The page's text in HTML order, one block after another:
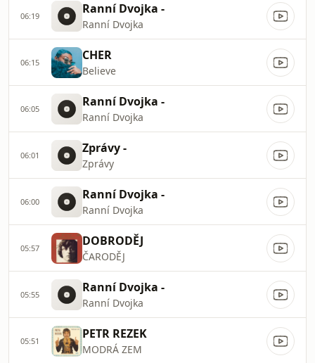
06:19 Ranní Dvojka -
Ranní Dvojka
06:15 CHER
Believe
06:05 Ranní Dvojka -
Ranní Dvojka
06:01 Zprávy -
Zprávy
06:00 Ranní Dvojka -
Ranní Dvojka
05:57 DOBRODĚJ
ČARODĚJ
05:55 Ranní Dvojka -
Ranní Dvojka
05:51 PETR REZEK
MODRÁ ZEM